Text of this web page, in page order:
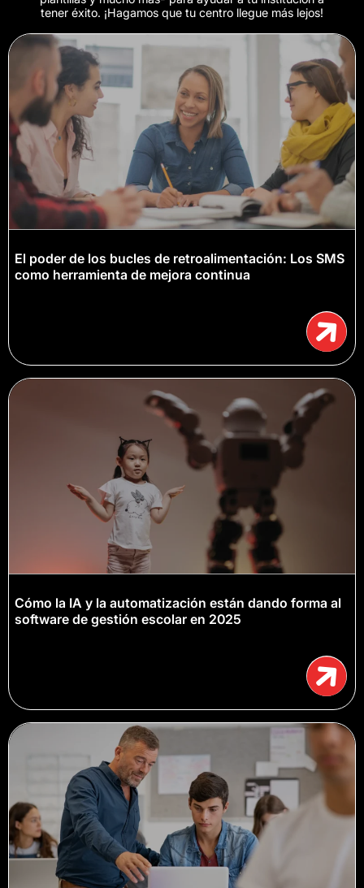
tener éxito. ¡Hagamos que tu centro llegue más lejos!
El poder de los bucles de retroalimentación: Los SMS
como herramienta de mejora continua
Cómo la IA y la automatización están dando forma al
software de gestión escolar en 2025